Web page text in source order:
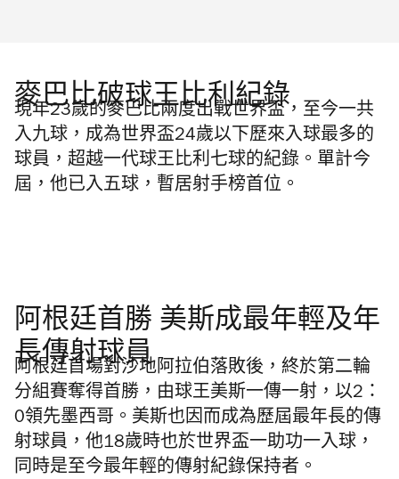
麥巴比破球王比利紀錄
現年23歲的麥巴比兩度出戰世界盃，至今一共
入九球，成為世界盃24歲以下歷來入球最多的
球員，超越一代球王比利七球的紀錄。單計今
屆，他已入五球，暫居射手榜首位。
阿根廷首勝 美斯成最年輕及年
長傳射球員
阿根廷首場對沙地阿拉伯落敗後，終於第二輪
分組賽奪得首勝，由球王美斯一傳一射，以2：
0領先墨西哥。美斯也因而成為歷屆最年長的傳
射球員，他18歲時也於世界盃一助功一入球，
同時是至今最年輕的傳射紀錄保持者。